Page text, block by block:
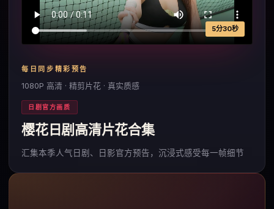
5分30秒
每日同步精彩预告
1080P 高清 · 精剪片花 · 真实质感
日剧官方画质
樱花日剧高清片花合集
汇集本季人气日剧、日影官方预告，沉浸式感受每一帧细节